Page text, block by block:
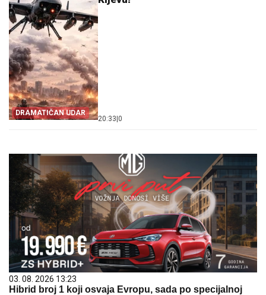
DRAMATIČAN UDAR
20:33 0
03. 08. 2026 13:23
Hibrid broj 1 koji osvaja Evropu, sada po specijalnoj